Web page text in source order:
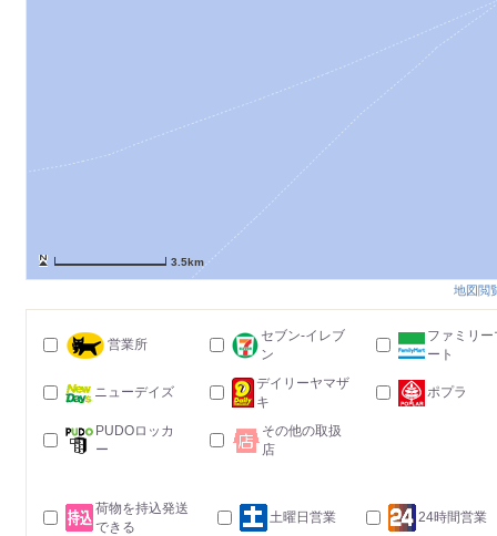
3.5km
地図閲
営業所
セブン-イレブ
ン
ファミリー
ート
ニューデイズ
デイリーヤマザ
キ
ポプラ
PUDOロッカ
ー
その他の取扱
店
荷物を持込発送
できる
土曜日営業 24時間営業